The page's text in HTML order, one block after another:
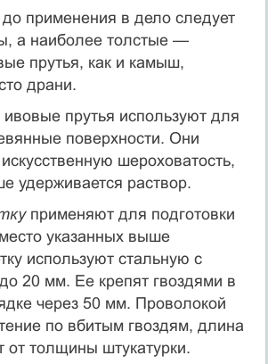
применения в дело следует
а наиболее толстые —
прутья, как и камыш,
драни.
прутья используют для
поверхности. Они
шероховатость,
удерживается раствор.
применяют для подготовки
указанных выше
используют стальную с
20 мм. Ее крепят гвоздями в
через 50 мм. Проволокой
по вбитым гвоздям, длина
от толщины штукатурки.